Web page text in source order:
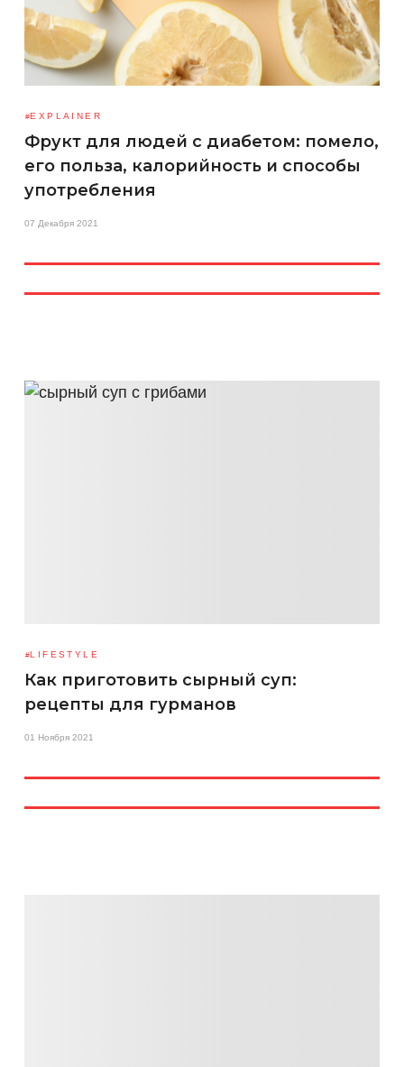
EXPLAINER
Фрукт для людей с диабетом: помело,
его польза, калорийность и способы
употребления
07 Декабря 2021
LIFESTYLE
Как приготовить сырный суп:
рецепты для гурманов
01 Ноября 2021